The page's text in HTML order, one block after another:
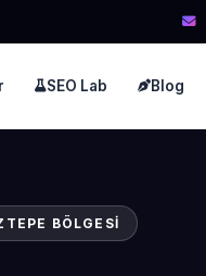
SEO Lab Blog
BÖLGESI